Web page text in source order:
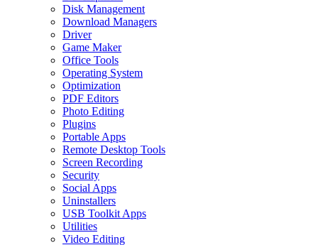
Disk Management
Download Managers
Driver
Game Maker
Office Tools
Operating System
Optimization
PDF Editors
Photo Editing
Plugins
Portable Apps
Remote Desktop Tools
Screen Recording
Security
Social Apps
Uninstallers
USB Toolkit Apps
Utilities
Video Editing